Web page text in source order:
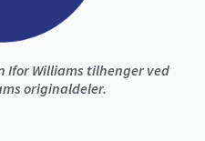
Ifor Williams tilhenger ved
originaldeler.